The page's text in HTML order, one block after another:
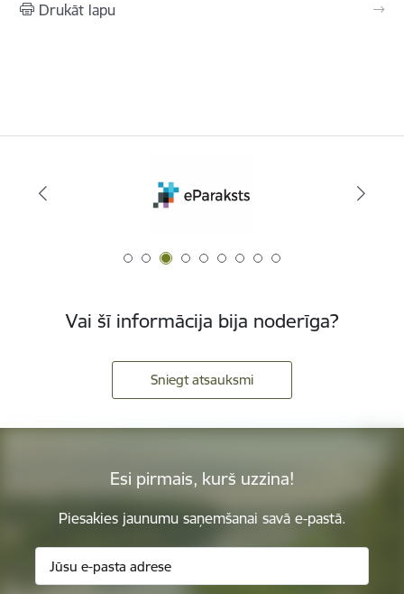
Drukāt lapu
Vai šī informācija bija noderīga?
Sniegt atsauksmi
Esi pirmais, kurš uzzina!
Piesakies jaunumu saņemšanai savā e-pastā.